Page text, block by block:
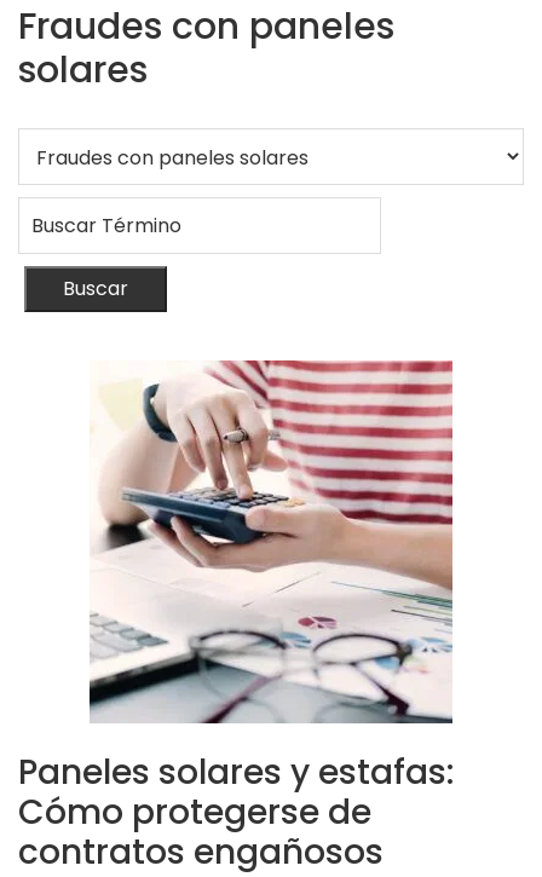
Fraudes con paneles
solares
Buscar
Paneles solares y estafas:
Cómo protegerse de
contratos engañosos